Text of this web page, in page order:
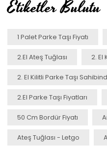
Etiketler Bulutu
1 Palet Parke Taşı Fiyatı
2.el Ateş Tuğlası 2. El
2. El Kilitli Parke Taşı
2.el Parke Taşı Fiyatları
50 Cm Bordür Fiyatı
Ateş Tuğlası - Letgo